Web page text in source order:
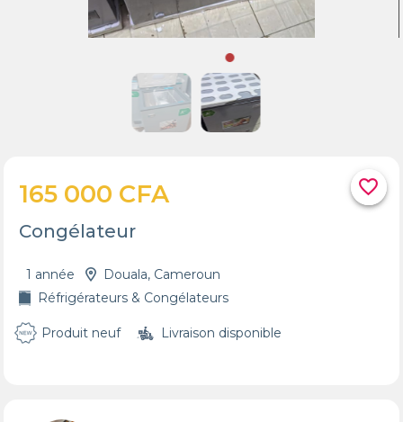
favorite_border
165 000 CFA
Congélateur
1 année
Douala, Cameroun
Réfrigérateurs & Congélateurs
Produit neuf Livraison disponible